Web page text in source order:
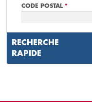
CODE POSTAL *
RECHERCHE
RAPIDE